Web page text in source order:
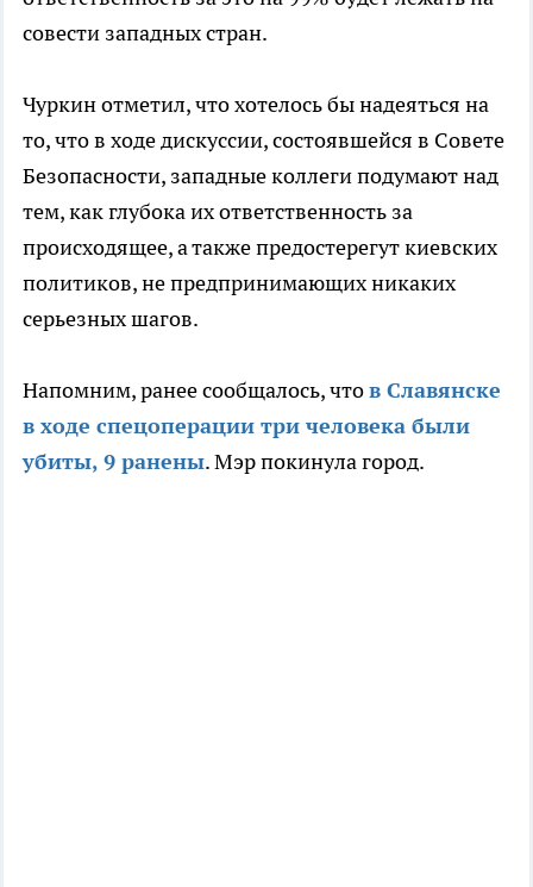
совести западных стран.
Чуркин отметил, что хотелось бы надеяться на
то, что в ходе дискуссии, состоявшейся в Совете
Безопасности, западные коллеги подумают над
тем, как глубока их ответственность за
происходящее, а также предостерегут киевских
политиков, не предпринимающих никаких
серьезных шагов.
Напомним, ранее сообщалось, чтов Славянске
в ходе спецоперации три человека были
убиты, 9 ранены. Мэр покинула город.